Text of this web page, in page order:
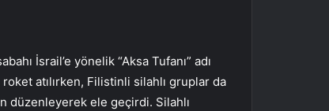
İsrail’e yönelik “Aksa Tufanı” adı
roket atılırken, Filistinli silahlı gruplar da
düzenleyerek ele geçirdi. Silahlı